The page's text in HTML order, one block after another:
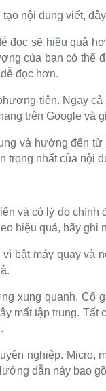
nội dung viết,
đọc sẽ hiệu quả
của bạn có thể
đọc hơn.
tiện. Ngay
trên Google và
và hướng đến
trọng nhất của nội
và có lý do chính
hiệu quả, hãy ghi
bật máy quay và
xung quanh. Cố
mất tập trung.
nghiệp. Micro,
dẫn này bao